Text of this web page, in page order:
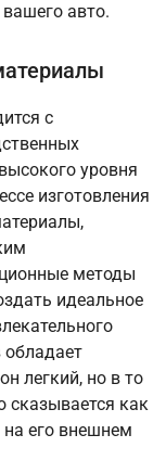
авто.
с
уровня
изготовления
методы
идеальное
легкий, но в то
сказывается как
его внешнем